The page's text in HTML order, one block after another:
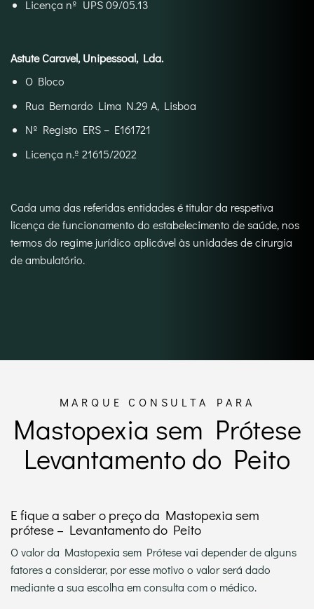
Licença nº UPS 09/05.13
Astute Caravel, Unipessoal, Lda.
O Bloco
Rua Bernardo Lima N.29 A, Lisboa
Nº Registo ERS – E161721
Licença n.º 21615/2022
Cada uma das referidas entidades é titular da respetiva
licença de funcionamento do estabelecimento de saúde, nos
termos do regime jurídico aplicável às unidades de cirurgia
de ambulatório.
MARQUE CONSULTA PARA
Mastopexia sem Prótese
Levantamento do Peito
E fique a saber o preço da Mastopexia sem
prótese – Levantamento do Peito
O valor da Mastopexia sem Prótese vai depender de alguns
fatores a considerar, por esse motivo o valor será dado
mediante a sua escolha em consulta com o médico.